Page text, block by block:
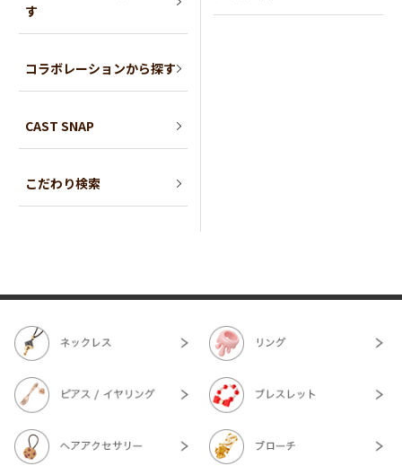
す
コラボレーションから探す
CAST SNAP
こだわり検索